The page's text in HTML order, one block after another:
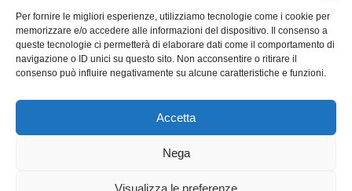
Per fornire le migliori esperienze, utilizziamo tecnologie come i cookie per
memorizzare e/o accedere alle informazioni del dispositivo. Il consenso a
queste tecnologie ci permetterà di elaborare dati come il comportamento di
navigazione o ID unici su questo sito. Non acconsentire o ritirare il
consenso può influire negativamente su alcune caratteristiche e funzioni.
Accetta
Nega
Visualizza le preferenze
Contattaci:redazione@millemedia.it
SEGUICI
Privacy Contatto